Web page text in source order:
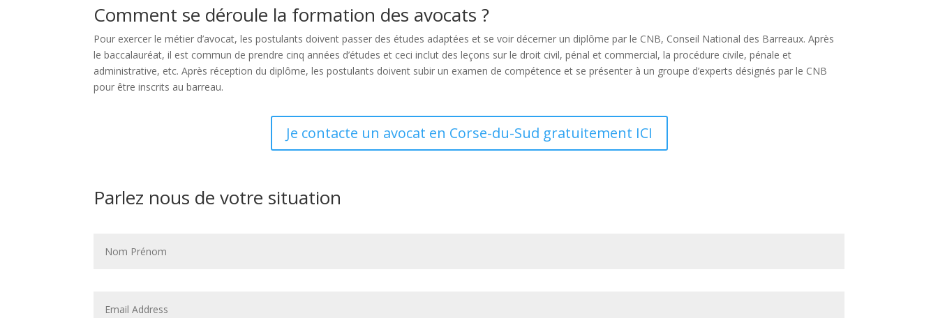
Comment se déroule la formation des avocats ?
Pour exercer le métier d’avocat, les postulants doivent passer des études adaptées et se voir décerner un diplôme par le CNB, Conseil National des Barreaux. Après
le baccalauréat, il est commun de prendre cinq années d’études et ceci inclut des leçons sur le droit civil, pénal et commercial, la procédure civile, pénale et
administrative, etc. Après réception du diplôme, les postulants doivent subir un examen de compétence et se présenter à un groupe d’experts désignés par le CNB
pour être inscrits au barreau.
Je contacte un avocat en Corse-du-Sud gratuitement ICI
Parlez nous de votre situation